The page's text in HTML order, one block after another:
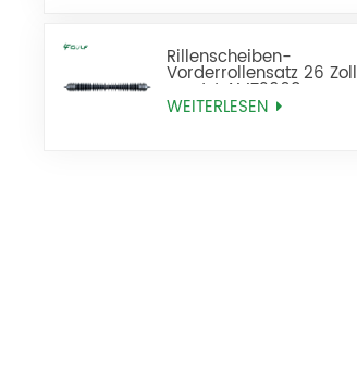
Rillenscheiben-
Vorderrollensatz 26 Zoll
ersetzt AMT2968
BM25318
WEITERLESEN